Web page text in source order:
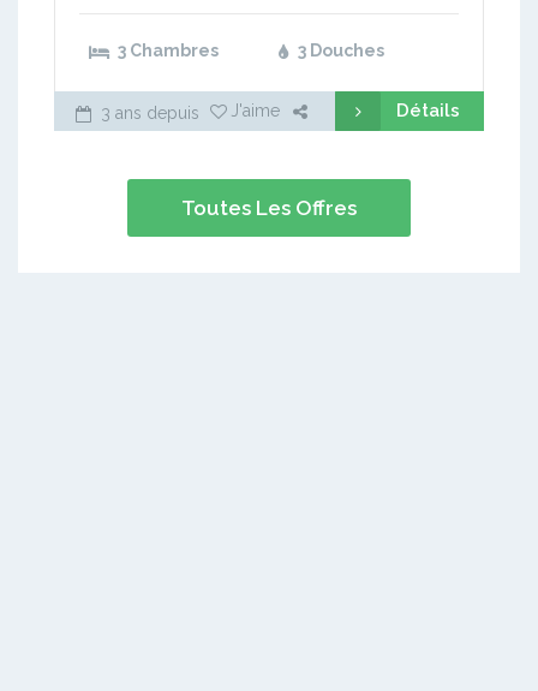
3 Chambres 3 Douches
3 ans depuis J'aime Détails
Toutes Les Offres